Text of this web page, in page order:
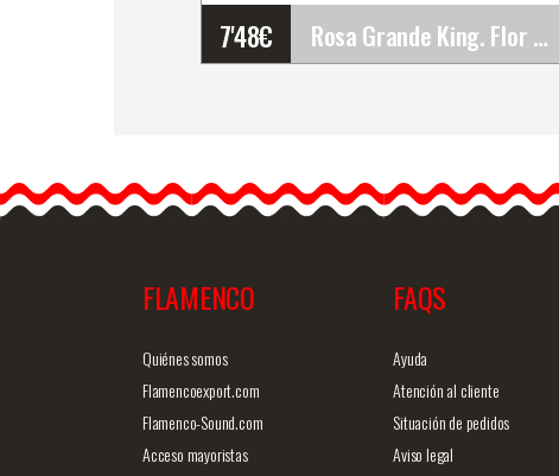
7'48€ Rosa Grande King. Flor Flamenca Rojo Rj09. 17cm
Los trajes más sencillos,
los puedes llenar de vida
FLAMENCO
Quiénes somos
Flamencoexport.com
Flamenco-Sound.com
Acceso mayoristas
FAQS
Ayuda
Atención al cliente
Situación de pedidos
Aviso legal